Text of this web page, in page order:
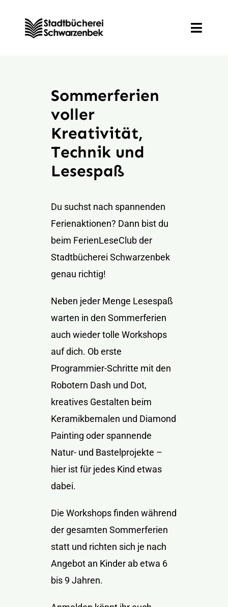
springen
Toggle
Informieren
Mitmachen
Veranstaltungen
Sommerferien
voller
Kreativität,
Technik und
Lesespaß
Du suchst nach spannenden
Ferienaktionen? Dann bist du
beim FerienLeseClub der
Stadtbücherei Schwarzenbek
genau richtig!
Neben jeder Menge Lesespaß
warten in den Sommerferien
auch wieder tolle Workshops
auf dich. Ob erste
Programmier-Schritte mit den
Robotern Dash und Dot,
kreatives Gestalten beim
Keramikbemalen und Diamond
Painting oder spannende
Natur- und Bastelprojekte –
hier ist für jedes Kind etwas
dabei.
Die Workshops finden während
der gesamten Sommerferien
statt und richten sich je nach
Angebot an Kinder ab etwa 6
bis 9 Jahren.